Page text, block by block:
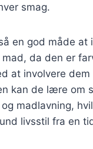
smag.
en god måde at
da den er
at involvere dem
kan de lære om
madlavning,
livsstil fra en